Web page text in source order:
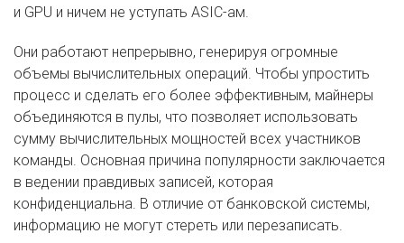
и GPU и ничем не уступать ASIC-ам.
Они работают непрерывно, генерируя огромные
объемы вычислительных операций. Чтобы упростить
процесс и сделать его более эффективным, майнеры
объединяются в пулы, что позволяет использовать
сумму вычислительных мощностей всех участников
команды. Основная причина популярности заключается
в ведении правдивых записей, которая
конфиденциальна. В отличие от банковской системы,
информацию не могут стереть или перезаписать.